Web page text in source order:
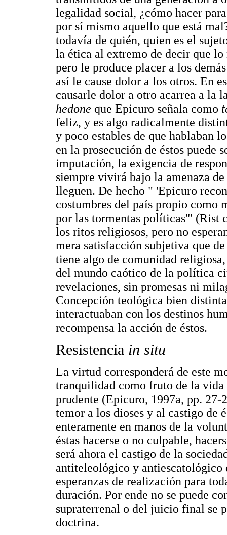
legalidad social, ¿cómo hacer
por sí mismo aquello que está
todavía de quién, quien es el
la ética al extremo de decir que
pero le produce placer a los
así le cause dolor a los otros. En
causarle dolor a otro acarrea a la
hedone que Epicuro señala como
feliz, y es algo radicalmente
y poco estables de que hablaban
en la prosecución de éstos
imputación, la exigencia de
siempre vivirá bajo la amenaza
lleguen. De hecho " 'Epicuro
costumbres del país propio como
por las tormentas políticas'" (Rist
los ritos religiosos, pero no
mera satisfacción subjetiva que
tiene algo de comunidad
del mundo caótico de la política
revelaciones, sin promesas ni
Concepción teológica bien
interactuaban con los destinos
recompensa la acción de éstos.
Resistencia in situ
La virtud corresponderá de este
tranquilidad como fruto de la vida
prudente (Epicuro, 1997a, pp.
temor a los dioses y al castigo de
enteramente en manos de la
éstas hacerse o no culpable,
será ahora el castigo de la
antiteleológico y antiescatológico
esperanzas de realización para
duración. Por ende no se puede
supraterrenal o del juicio final se
doctrina.